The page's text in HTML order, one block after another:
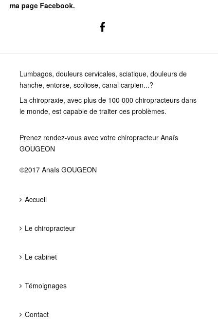
ma page Facebook.
Lumbagos, douleurs cervicales, sciatique, douleurs de
hanche, entorse, scoliose, canal carpien...?
La chiropraxie, avec plus de 100 000 chiropracteurs dans
le monde, est capable de traiter ces problèmes.
Prenez rendez-vous avec votre chiropracteur Anaïs
GOUGEON
©2017 Anaïs GOUGEON
Accueil
Le chiropracteur
Le cabinet
Témoignages
Contact